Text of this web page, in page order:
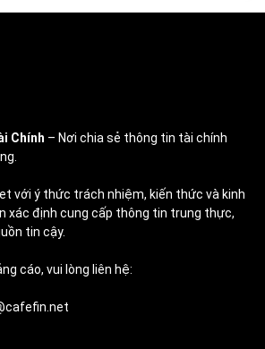
Chính – Nơi chia sẻ thông tin tài chính
với ý thức trách nhiệm, kiến thức và kinh
xác định cung cấp thông tin trung thực,
tin cậy.
cáo, vui lòng liên hệ: